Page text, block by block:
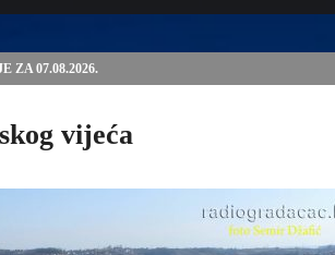
6,9 MILIONA KM ZA VODOSNABDIJEVANJE
vijeća